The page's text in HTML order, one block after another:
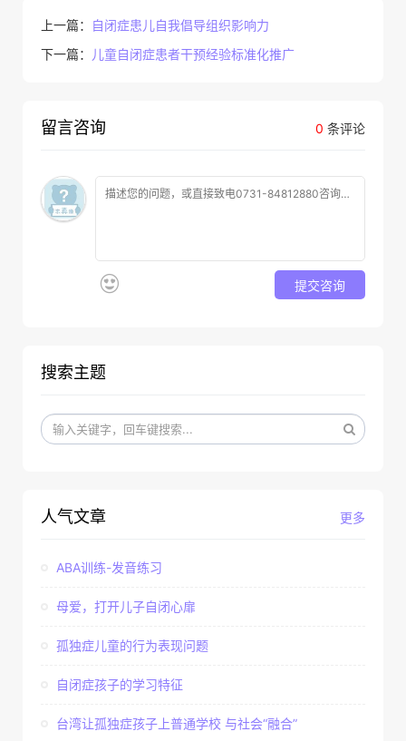
上一篇：
自闭症患儿自我倡导组织影响力
下一篇：
儿童自闭症患者干预经验标准化推广
0 条评论
留言咨询
提交咨询
搜索主题
更多
人气文章
ABA训练-发音练习
母爱，打开儿子自闭心扉
孤独症儿童的行为表现问题
自闭症孩子的学习特征
台湾让孤独症孩子上普通学校 与社会“融合”